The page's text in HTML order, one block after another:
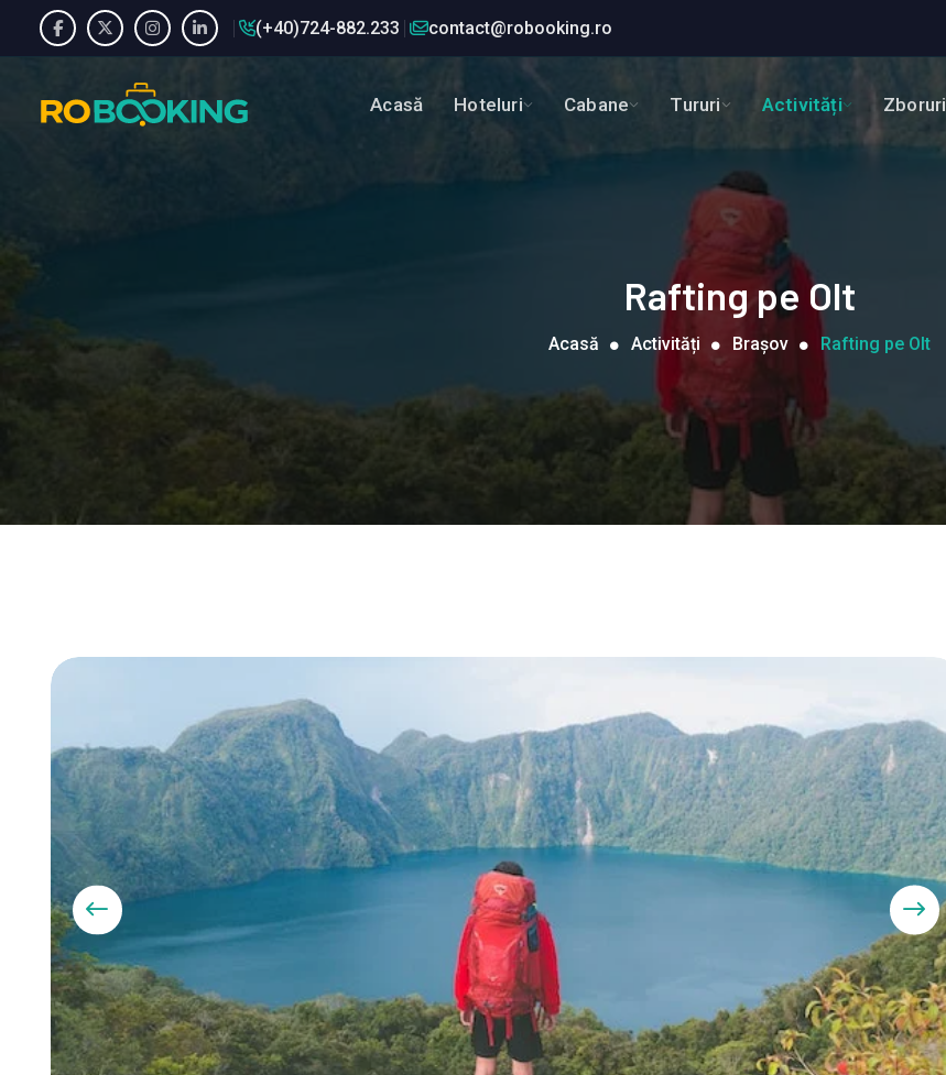
(+40)724-882.233 contact@robooking.ro
Acasă Hoteluri Cabane Tururi Activități Zboruri
Rafting pe Olt
Acasă Activități Brașov Rafting pe Olt